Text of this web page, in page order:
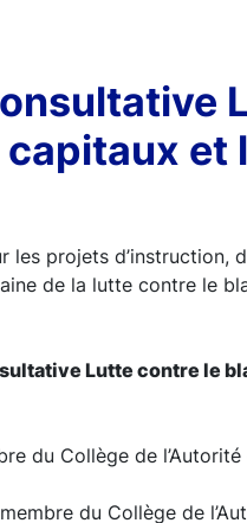
et
les projets d’instruction,
de la lutte contre le
Lutte contre le
du Collège de
du Collège de